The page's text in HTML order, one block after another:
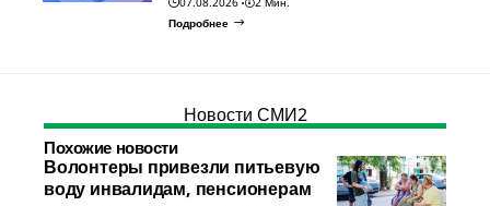
Подробнее
Новости СМИ2
Похожие новости
Волонтеры привезли питьевую
воду инвалидам, пенсионерам